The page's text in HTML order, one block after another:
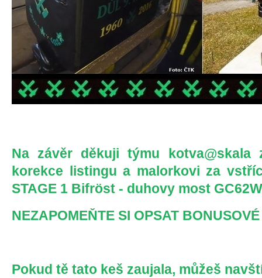
Na závěr děkuji týmu kotva@skala
korekce listingu a malorkovi za
STAGE 1 Bifröst - duhovy most
NEZAPOMEŇTE SI OPSAT
Pokud tě tato keš zaujala, můžeš